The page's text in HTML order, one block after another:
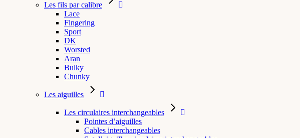
Les fils par calibre
Lace
Fingering
Sport
DK
Worsted
Aran
Bulky
Chunky
Les aiguilles
Les circulaires interchangeables
Pointes d’aiguilles
Cables interchangeables